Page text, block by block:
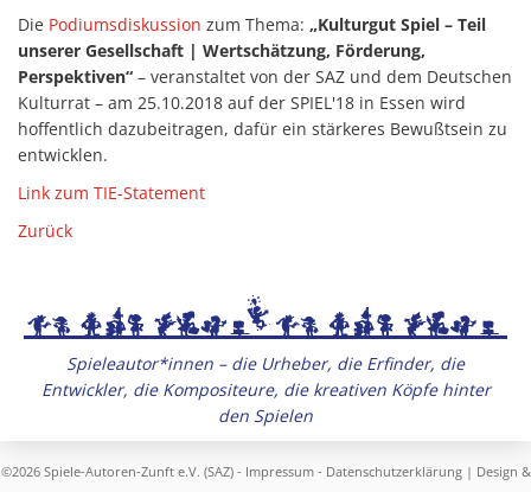
Die Podiumsdiskussion zum Thema: „Kulturgut Spiel – Teil
unserer Gesellschaft | Wertschätzung, Förderung,
Perspektiven“ – veranstaltet von der SAZ und dem Deutschen
Kulturrat – am 25.10.2018 auf der SPIEL'18 in Essen wird
hoffentlich dazubeitragen, dafür ein stärkeres Bewußtsein zu
entwicklen.
Link zum TIE-Statement
Zurück
Spieleautor*innen – die Urheber, die Erfinder, die
Entwickler, die Kompositeure, die kreativen Köpfe hinter
den Spielen
©2026 Spiele-Autoren-Zunft e.V. (SAZ) - Impressum- Datenschutzerklärung| Design &